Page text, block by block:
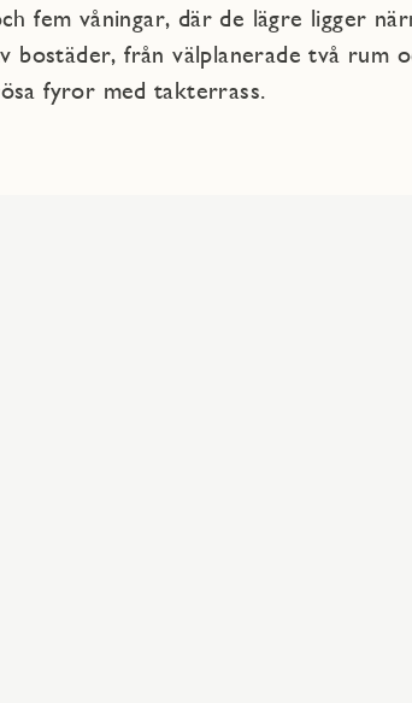
fem våningar, där de lägre ligger
bostäder, från välplanerade två rum
fyror med takterrass.